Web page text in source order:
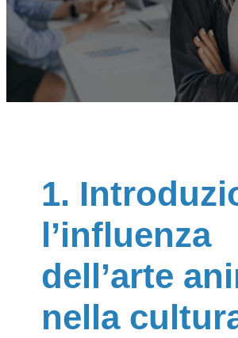
1.
l’influenza
dell’arte
nella